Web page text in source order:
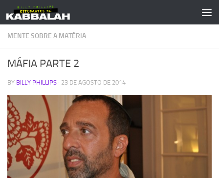
Skip to content
MENTE SOBRE A MATÉRIA
MÁFIA PARTE 2
BY BILLY PHILLIPS · 23 DE AGOSTO DE 2014